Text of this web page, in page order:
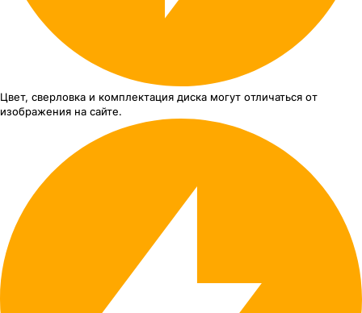
Цвет, сверловка и комплектация диска могут отличаться от
изображения на сайте.